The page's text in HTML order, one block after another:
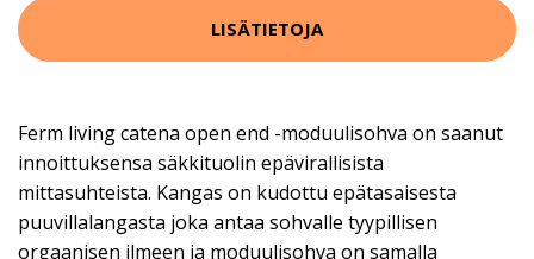
LISÄTIETOJA
Ferm living catena open end -moduulisohva on saanut
innoittuksensa säkkituolin epävirallisista
mittasuhteista. Kangas on kudottu epätasaisesta
puuvillalangasta joka antaa sohvalle tyypillisen
orgaanisen ilmeen ja moduulisohva on samalla